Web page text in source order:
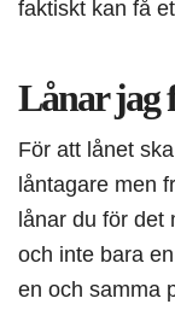
faktiskt kan få
Lånar jag
För att lånet
låntagare men
lånar du för det
och inte bara
en och samma